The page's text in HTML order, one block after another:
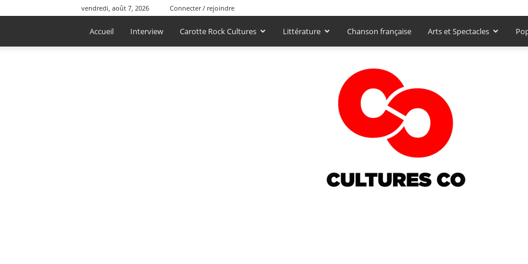
vendredi, août 7, 2026 Connecter / rejoindre
Accueil Interview Carotte Rock Cultures Littérature Chanson française Arts et Spectacles